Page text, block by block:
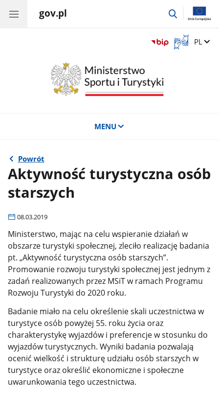
gov.pl
przejdź
Otwórz
okno
Zmień
PL
MENU
Powrót
Aktywność turystyczna osób
starszych
08.03.2019
Ministerstwo, mając na celu wspieranie działań w
obszarze turystyki społecznej, zleciło realizację badania
pt. „Aktywność turystyczna osób starszych”.
Promowanie rozwoju turystyki społecznej jest jednym z
zadań realizowanych przez MSiT w ramach Programu
Rozwoju Turystyki do 2020 roku.
Badanie miało na celu określenie skali uczestnictwa w
turystyce osób powyżej 55. roku życia oraz
charakterystykę wyjazdów i preferencje w stosunku do
wyjazdów turystycznych. Wyniki badania pozwalają
ocenić wielkość i strukturę udziału osób starszych w
turystyce oraz określić ekonomiczne i społeczne
uwarunkowania tego uczestnictwa.